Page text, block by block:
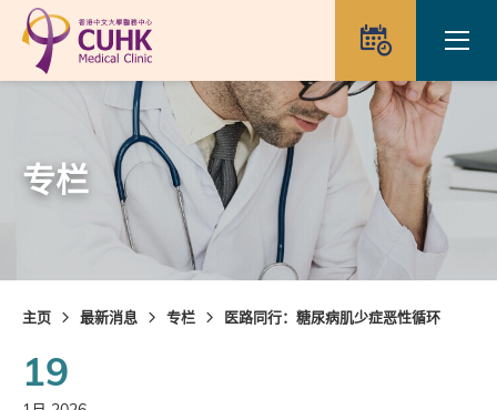
Skip to main content
预约
专栏
主页 最新消息 专栏 医路同行：糖尿病肌少症恶性循环
19